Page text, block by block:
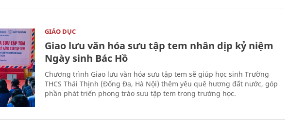
GIÁO DỤC
Giao lưu văn hóa sưu tập tem nhân dịp kỷ niệm
Ngày sinh Bác Hồ
Chương trình Giao lưu văn hóa sưu tập tem sẽ giúp học sinh Trường
THCS Thái Thịnh (Đống Đa, Hà Nội) thêm yêu quê hương đất nước, góp
phần phát triển phong trào sưu tập tem trong trường học.